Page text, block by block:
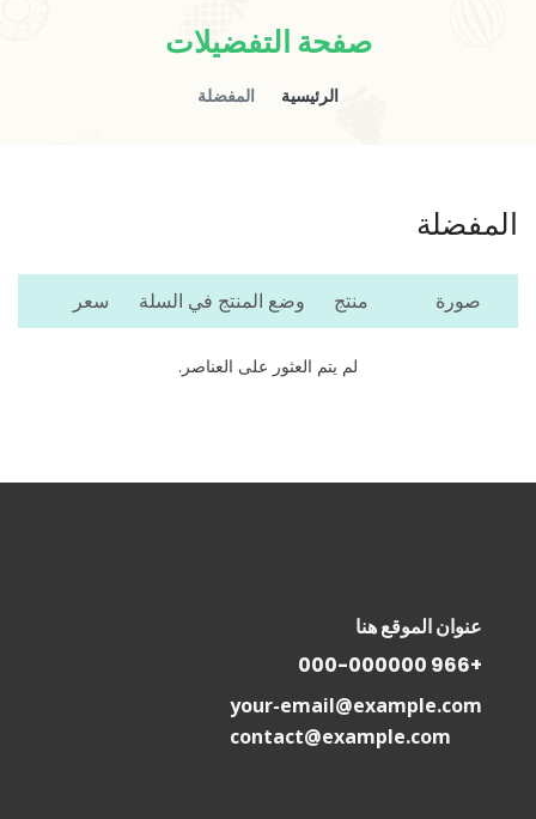
صفحة التفضيلات
الرئيسية المفضلة
المفضلة
صورة منتج وضع المنتج في السلة سعر
لم يتم العثور على العناصر.
عنوان الموقع هنا
+966 000-000000
your-email@example.com
contact@example.com